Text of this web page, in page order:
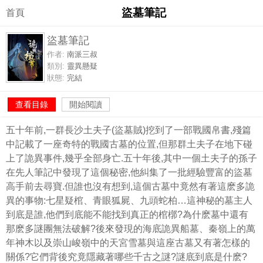
首頁 盜墓筆記
盜墓筆記
作者: 南派三叔
類別: 靈異懸疑
狀態: 完結
查看目錄 開始閱讀
五十年前,一群長沙土夫子(盜墓賊)挖到了一部戰國帛書,殘篇
中記載了一座奇特的戰國古墓的位置,但那群土夫子在地下碰
上了詭異事件,幾乎全部身亡.五十年後,其中一個土夫子的孫子
在先人筆記中發現了這個秘密,他糾集了一批經驗豐富的盜墓
高手前去尋寶.但誰也沒有想到,這個古墓中竟然有著這麽多詭
異的事物:七星疑棺、青眼狐屍、九頭蛇柏…這神秘的墓主人
到底是誰,他們到底能不能找到真正的棺槨?為什麽墓中還有
那麽多謎團無法破解?後來發現的海底詭異船墓、秦嶺上的萬
年神木以及崇山峻嶺中的天宮雪墓與這座古墓又有著怎樣的
關係?它們背後究竟隱藏著哪些千古之謎?謎底到底是什麽?